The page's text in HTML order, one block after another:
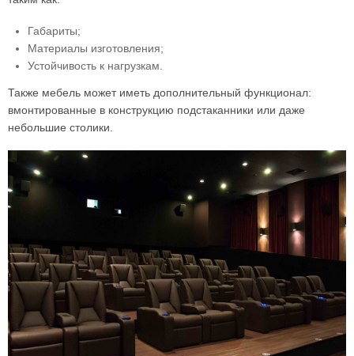
Габариты;
Материалы изготовления;
Устойчивость к нагрузкам.
Также мебель может иметь дополнительный функционал:
вмонтированные в конструкцию подстаканники или даже
небольшие столики.